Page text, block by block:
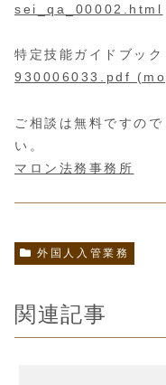
sei_qa_00002.html
特定技能ガイドブック
930006033.pdf
ご相談は無料ですの
い。
マロン法務事務所
外国人入管業務
関連記事